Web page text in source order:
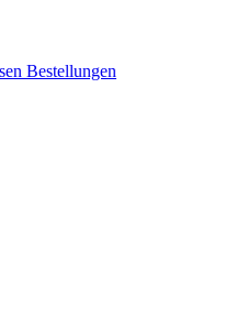
Bestellungen